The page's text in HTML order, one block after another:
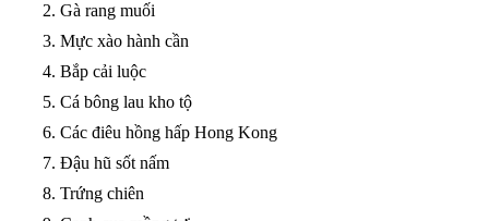
Gà rang muối
Mực xào hành cần
Bắp cải luộc
Cá bông lau kho tộ
Các điêu hồng hấp Hong Kong
Đậu hũ sốt nấm
Trứng chiên